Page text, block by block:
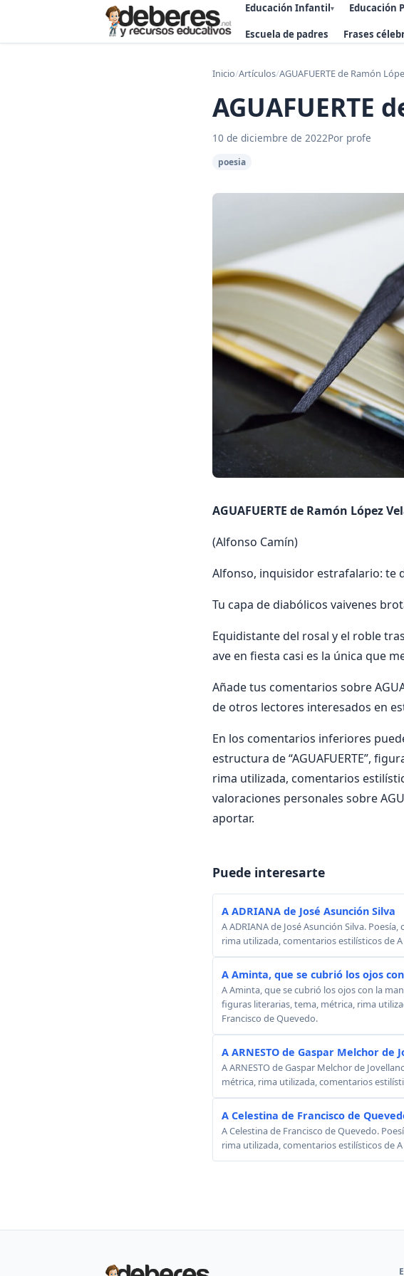
Educación Infantil▾ Educación
Escuela de padres Frases
Inicio/Artículos/AGUAFUERTE de Ramón
AGUAFUERTE
10 de diciembre de 2022Por profe
poesia
AGUAFUERTE de Ramón López
(Alfonso Camín)
Alfonso, inquisidor estrafalario: te
Tu capa de diabólicos vaivenes
Equidistante del rosal y el roble
ave en fiesta casi es la única que
Añade tus comentarios sobre
de otros lectores interesados en
En los comentarios inferiores
estructura de “AGUAFUERTE”,
rima utilizada, comentarios
valoraciones personales sobre
aportar.
Puede interesarte
A ADRIANA de José Asunción Silva
A ADRIANA de José Asunción Silva.
rima utilizada, comentarios estilísticos de A
A Aminta, que se cubrió los ojos
A Aminta, que se cubrió los ojos con la
figuras literarias, tema, métrica, rima
Francisco de Quevedo.
A ARNESTO de Gaspar Melchor de
A ARNESTO de Gaspar Melchor de
métrica, rima utilizada, comentarios
A Celestina de Francisco de
A Celestina de Francisco de Quevedo.
rima utilizada, comentarios estilísticos de